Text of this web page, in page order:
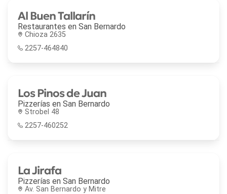
Al Buen Tallarín
Restaurantes en San Bernardo
Chioza 2635
2257-464840
Los Pinos de Juan
Pizzerías en San Bernardo
Strobel 48
2257-460252
La Jirafa
Pizzerías en San Bernardo
Av. San Bernardo y Mitre